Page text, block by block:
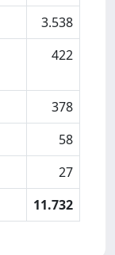
3.538
422
378
58
27
11.732